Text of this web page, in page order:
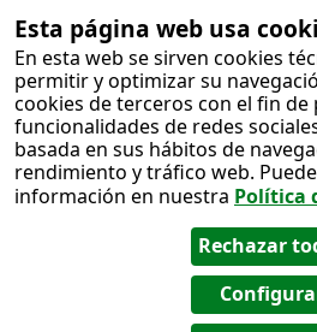
Esta página web usa
En esta web se sirven cookies
permitir y optimizar su
cookies de terceros con el fin
funcionalidades de redes
basada en sus hábitos de
rendimiento y tráfico web.
información en nuestra Política